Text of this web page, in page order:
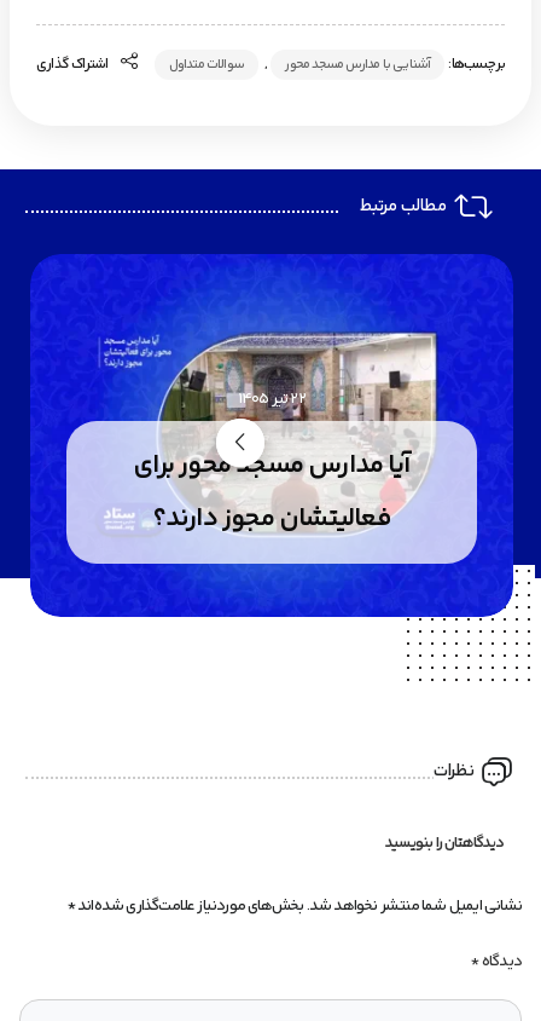
برچسب‌ها: آشنایی با مدارس مسجد محور , سوالات متداول اشتراک گذاری
مطالب مرتبط
22 تیر 1405
آیا مدارس مسجد محور برای
فعالیتشان مجوز دارند؟
نظرات
دیدگاهتان را بنویسید
نشانی ایمیل شما منتشر نخواهد شد.بخش‌های موردنیاز علامت‌گذاری شده‌اند*
دیدگاه*